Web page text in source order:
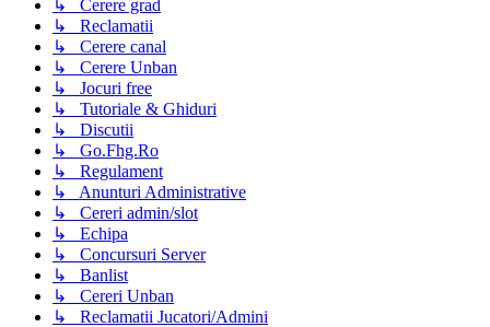
↳ Cerere grad
↳ Reclamatii
↳ Cerere canal
↳ Cerere Unban
↳ Jocuri free
↳ Tutoriale & Ghiduri
↳ Discutii
↳ Go.Fhg.Ro
↳ Regulament
↳ Anunturi Administrative
↳ Cereri admin/slot
↳ Echipa
↳ Concursuri Server
↳ Banlist
↳ Cereri Unban
↳ Reclamatii Jucatori/Admini